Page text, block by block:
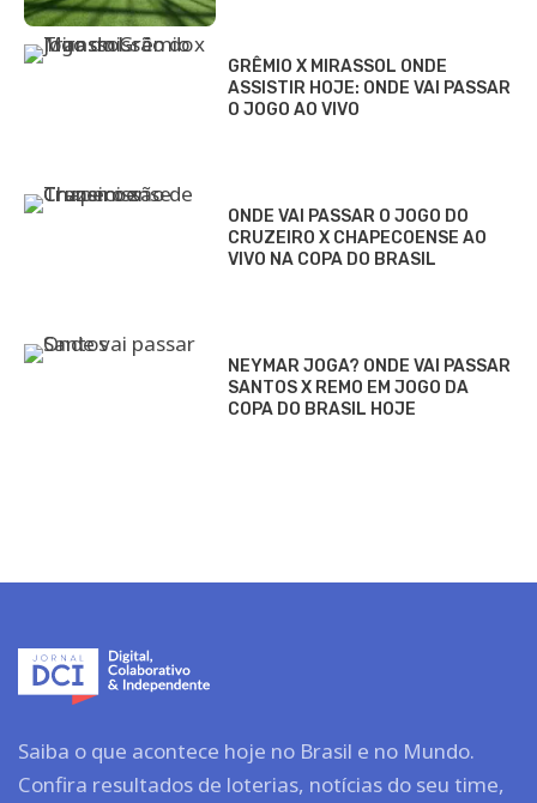
GRÊMIO X MIRASSOL ONDE
ASSISTIR HOJE: ONDE VAI PASSAR
O JOGO AO VIVO
ONDE VAI PASSAR O JOGO DO
CRUZEIRO X CHAPECOENSE AO
VIVO NA COPA DO BRASIL
NEYMAR JOGA? ONDE VAI PASSAR
SANTOS X REMO EM JOGO DA
COPA DO BRASIL HOJE
Saiba o que acontece hoje no Brasil e no Mundo.
Confira resultados de loterias, notícias do seu time,